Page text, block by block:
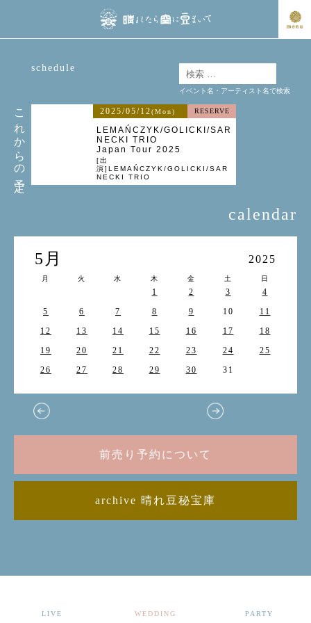
これからの予定
schedule
2025/05/12(Mon) RESERVE
LEMAŃCZYK/GOLICKI/SAR
NECKI TRIO
Japan Tour 2025
[出
演]LEMAŃCZYK/GOLICKI/SAR
NECKI TRIO
calendar
5月 2025
月 火 水 木 金 土 日
1 2 3
4
5
6 7 8 9 10
11
12
13 14 15 16 17
18
19
20 21 22 23 24
25
26
27 28 29 30 31
イベント名・アーティスト名で検索
前売り予約について
archive 晴れ豆秘宝庫
LIVE WEDDING PARTY